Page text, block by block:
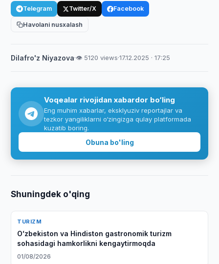
Telegram Twitter/X Facebook
Havolani nusxalash
Dilafro'z Niyazova·👁 5120 views·17.12.2025 · 17:25
Voqealar rivojidan xabardor bo‘ling
Eng muhim xabarlar, eksklyuziv reportajlar va
tezkor yangiliklarni o‘zingizga qulay platformada
kuzatib boring.
Obuna bo'ling
Shuningdek o'qing
TURIZM
Oʻzbekiston va Hindiston gastronomik turizm
sohasidagi hamkorlikni kengaytirmoqda
01/08/2026